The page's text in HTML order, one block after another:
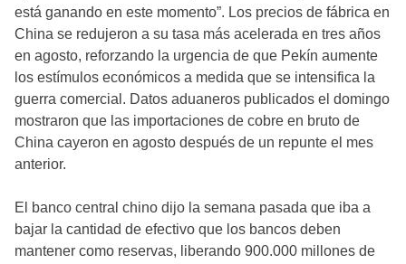
está ganando en este momento”. Los precios de fábrica en
China se redujeron a su tasa más acelerada en tres años
en agosto, reforzando la urgencia de que Pekín aumente
los estímulos económicos a medida que se intensifica la
guerra comercial. Datos aduaneros publicados el domingo
mostraron que las importaciones de cobre en bruto de
China cayeron en agosto después de un repunte el mes
anterior.
El banco central chino dijo la semana pasada que iba a
bajar la cantidad de efectivo que los bancos deben
mantener como reservas, liberando 900.000 millones de